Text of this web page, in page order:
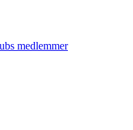
medlemmer